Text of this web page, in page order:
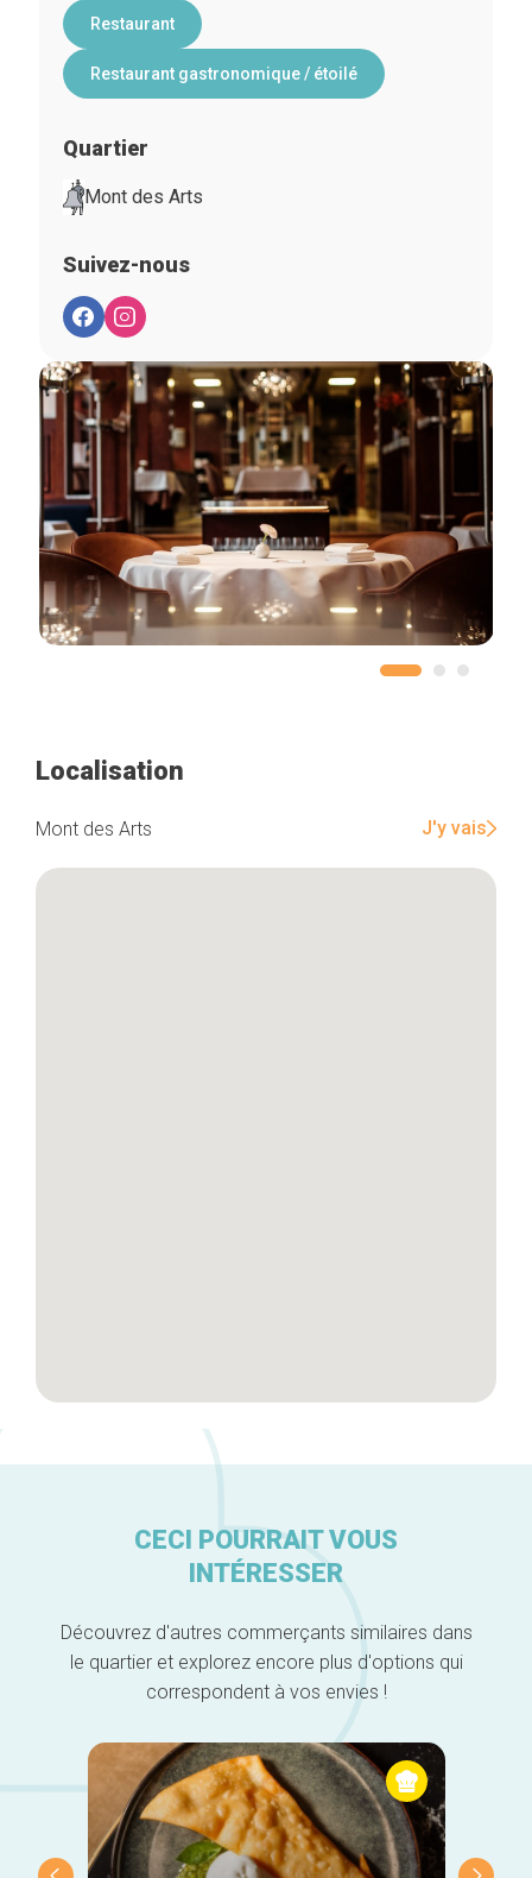
Restaurant
Restaurant gastronomique / étoilé
Quartier
Mont des Arts
Suivez-nous
Localisation
Mont des Arts J'y vais
CECI POURRAIT VOUS
INTÉRESSER
Découvrez d'autres commerçants similaires dans
le quartier et explorez encore plus d'options qui
correspondent à vos envies !